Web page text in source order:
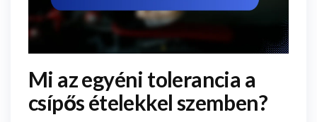
Mi az egyéni tolerancia a
csípős ételekkel szemben?